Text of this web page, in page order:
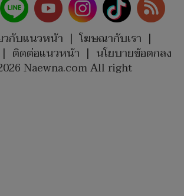
วกับแนวหน้า | โฆษณากับเรา |
| ติดต่อแนวหน้า | นโยบายข้อตกลง
Naewna.com All right